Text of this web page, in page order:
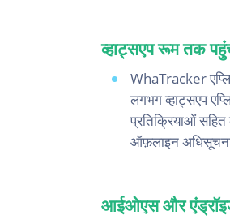
व्हाट्सएप रूम तक
WhaTracker
लगभग व्हाट्सएप
प्रतिक्रियाओं
ऑफ़लाइन अधिसूचना
आईओएस और